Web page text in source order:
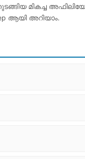
തുടങ്ങിയ മികച്ച
ആയി അറിയാം.